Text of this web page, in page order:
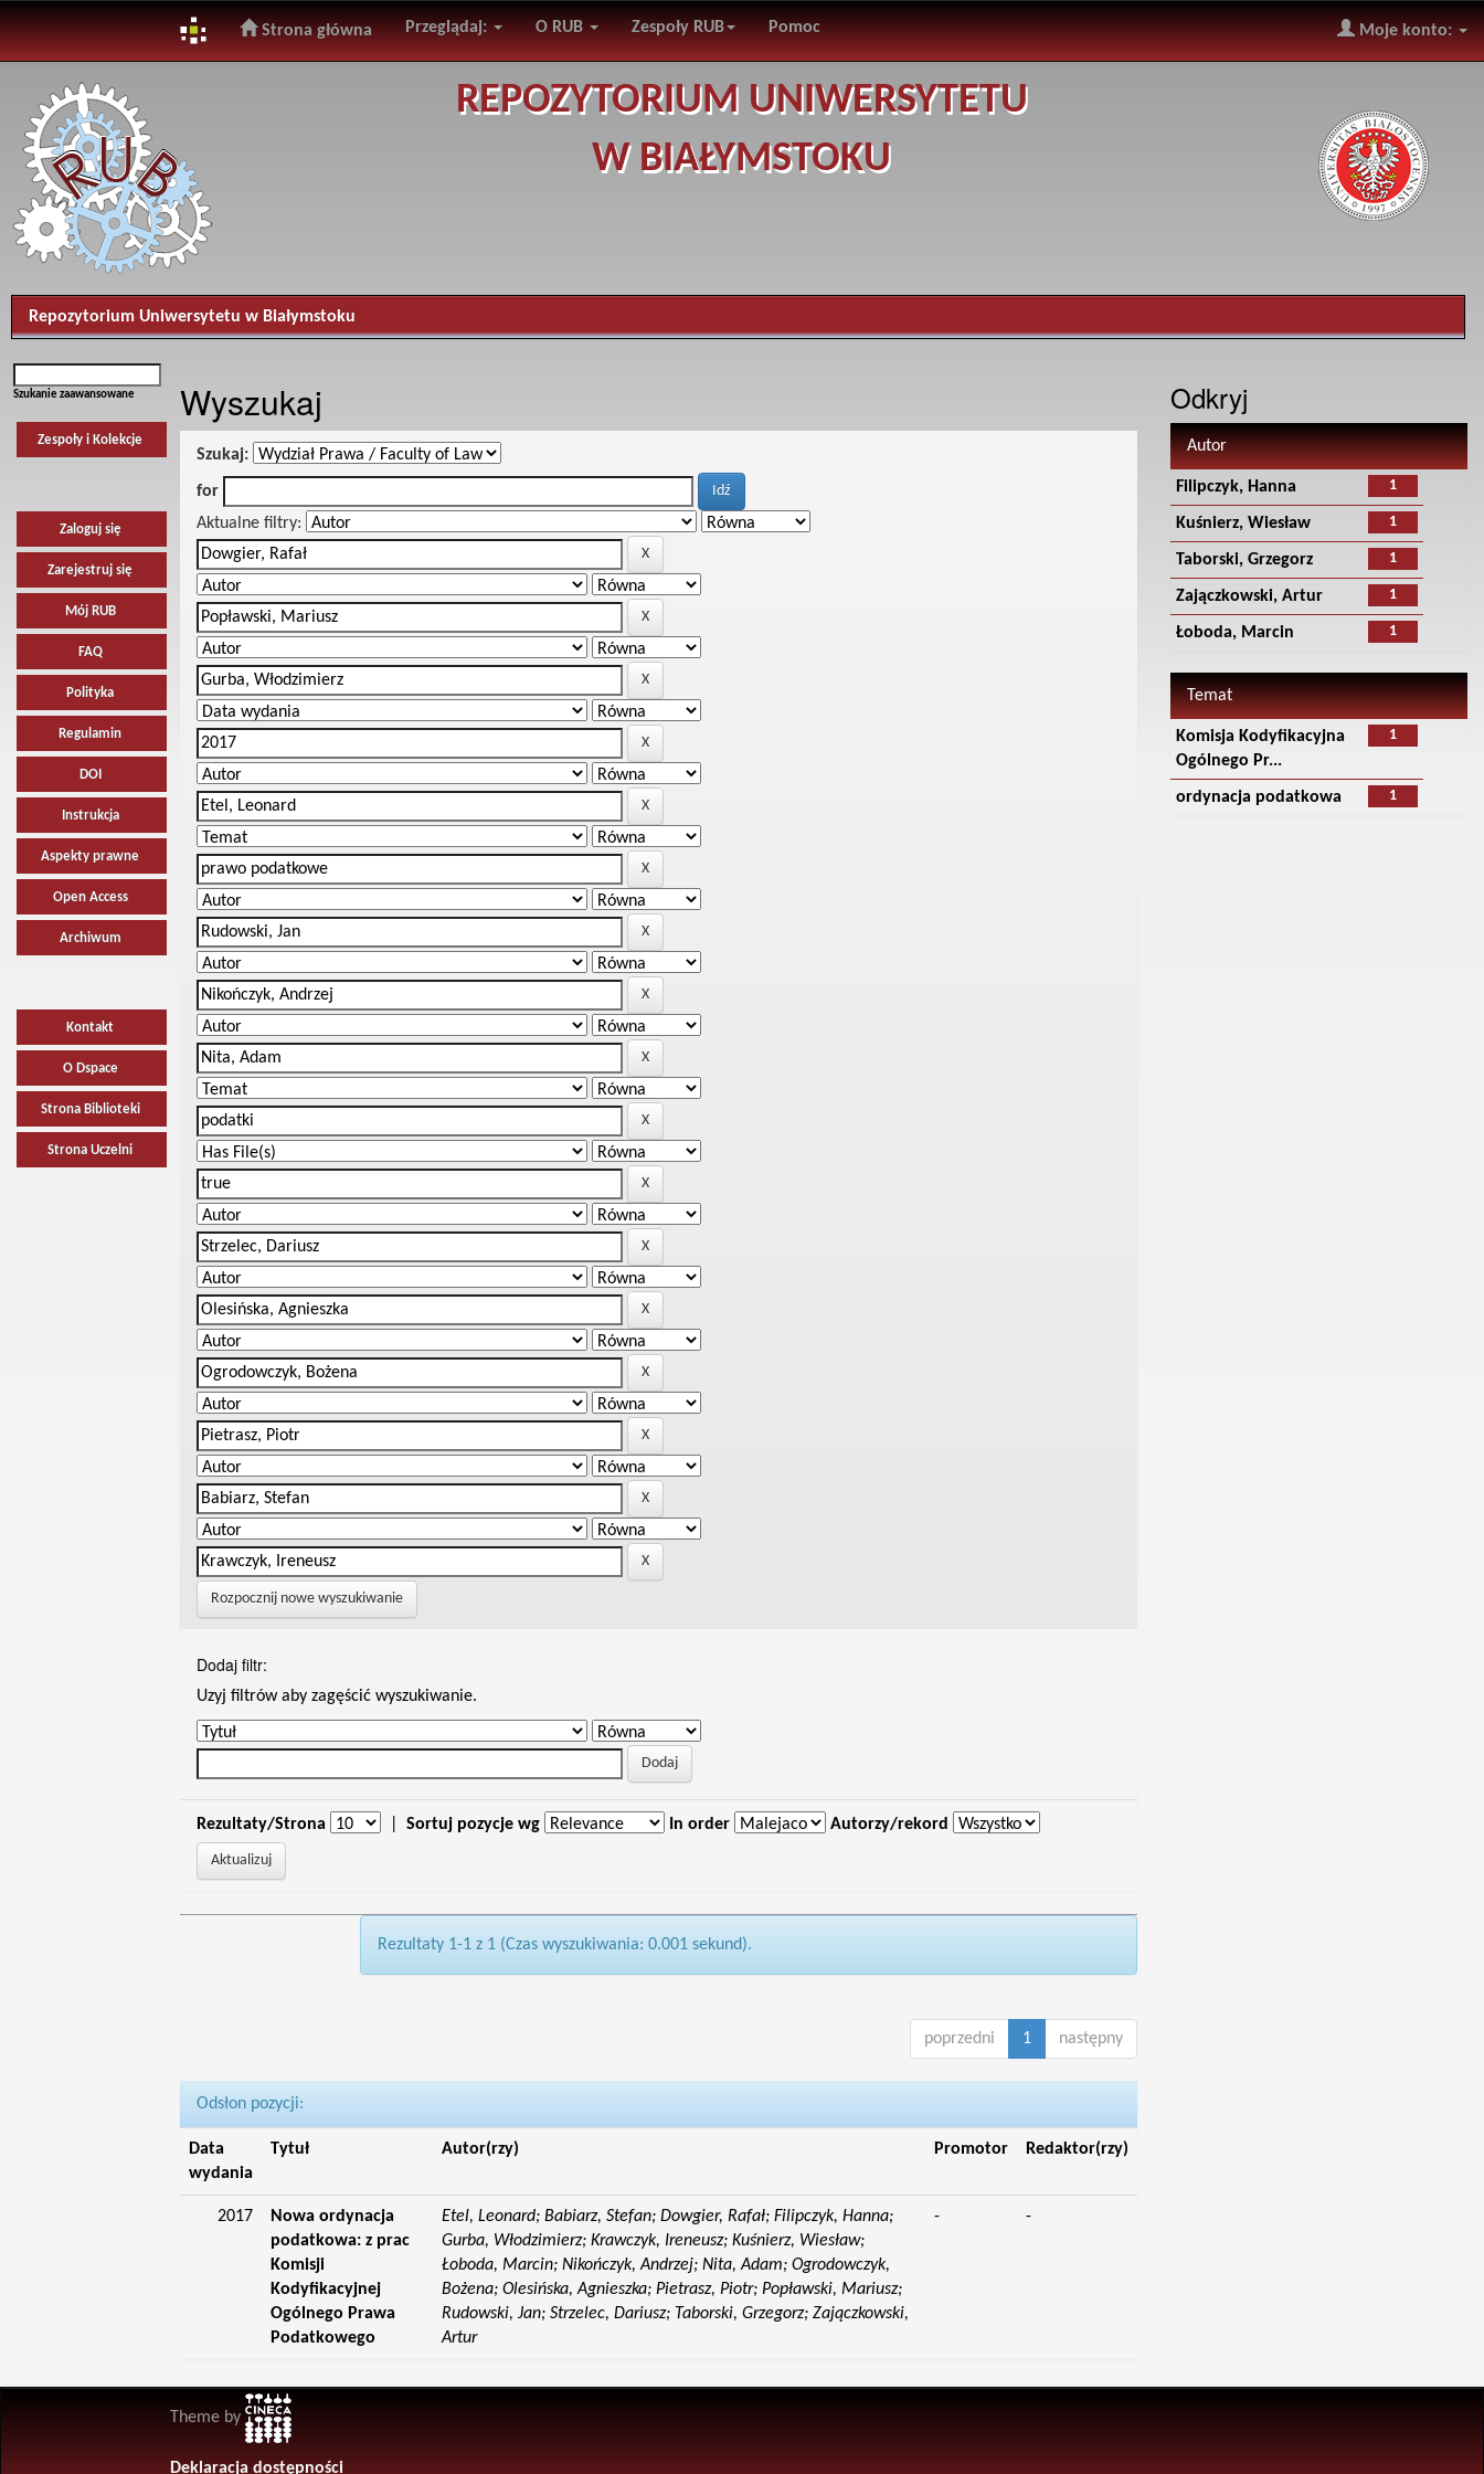
navigation
Strona główna Przeglądaj: O RUB Zespoły RUB Pomoc Moje konto:
REPOZYTORIUM UNIWERSYTETU
W BIAŁYMSTOKU
Repozytorium Uniwersytetu w Białymstoku
Szukanie zaawansowane
Zespoły i Kolekcje
Zaloguj się
Zarejestruj się
Mój RUB
FAQ
Polityka
Regulamin
DOI
Instrukcja
Aspekty prawne
Open Access
Archiwum
Kontakt
O Dspace
Strona Biblioteki
Strona Uczelni
Wyszukaj
Szukaj:
for
Aktualne filtry:
Rozpocznij nowe wyszukiwanie
Dodaj filtr:
Uzyj filtrów aby zagęścić wyszukiwanie.
Rezultaty/Strona Sortuj pozycje wg In order Autorzy/rekord
Rezultaty 1-1 z 1 (Czas wyszukiwania: 0.001 sekund).
poprzedni 1 następny
Odsłon pozycji:
Data
wydania
Tytuł Autor(rzy) Promotor Redaktor(rzy)
2017
Nowa ordynacja
podatkowa: z prac
Komisji
Kodyfikacyjnej
Ogólnego Prawa
Podatkowego
Etel, Leonard; Babiarz, Stefan; Dowgier, Rafał; Filipczyk, Hanna;
Gurba, Włodzimierz; Krawczyk, Ireneusz; Kuśnierz, Wiesław;
Łoboda, Marcin; Nikończyk, Andrzej; Nita, Adam; Ogrodowczyk,
Bożena; Olesińska, Agnieszka; Pietrasz, Piotr; Popławski, Mariusz;
Rudowski, Jan; Strzelec, Dariusz; Taborski, Grzegorz; Zajączkowski,
Artur
- -
Odkryj
Autor
1
Filipczyk, Hanna
1
Kuśnierz, Wiesław
1
Taborski, Grzegorz
1
Zajączkowski, Artur
1
Łoboda, Marcin
Temat
1
Komisja Kodyfikacyjna
Ogólnego Pr...
1
ordynacja podatkowa
Theme by
Deklaracja dostępności